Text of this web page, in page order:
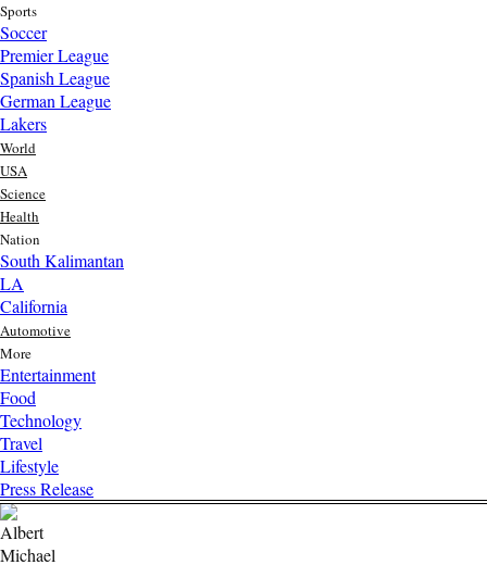
Sports
Soccer
Premier League
Spanish League
German League
Lakers
World
USA
Science
Health
Nation
South Kalimantan
LA
California
Automotive
More
Entertainment
Food
Technology
Travel
Lifestyle
Press Release
100 Kosakata Bahasa Banjar dan Artinya
yang Sering digunakan Dalam Percakapan
Sehari-hari - Beritaja